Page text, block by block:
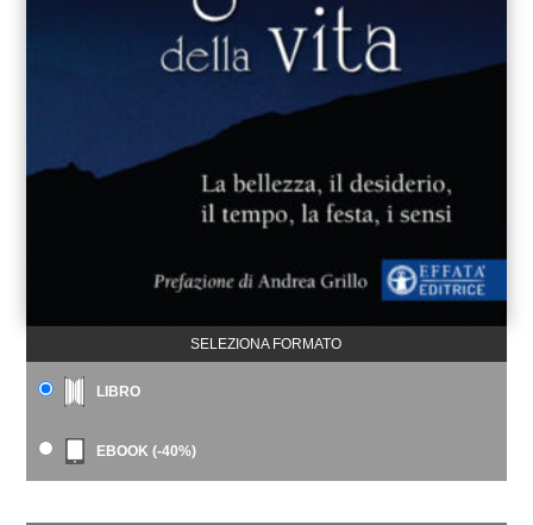
SELEZIONA FORMATO
LIBRO
EBOOK (-40%)